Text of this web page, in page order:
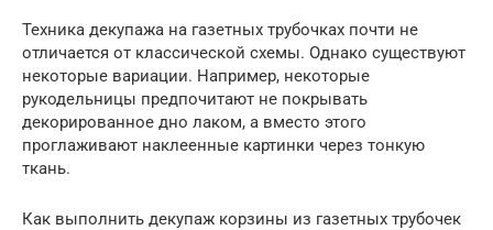
Техника декупажа на газетных трубочках почти не
отличается от классической схемы. Однако существуют
некоторые вариации. Например, некоторые
рукодельницы предпочитают не покрывать
декорированное дно лаком, а вместо этого
проглаживают наклеенные картинки через тонкую
ткань.
Как выполнить декупаж корзины из газетных трубочек